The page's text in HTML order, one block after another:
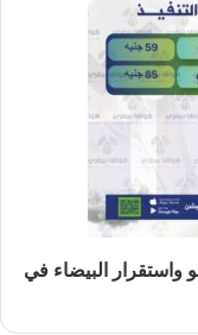
واستقرار البيضاء في